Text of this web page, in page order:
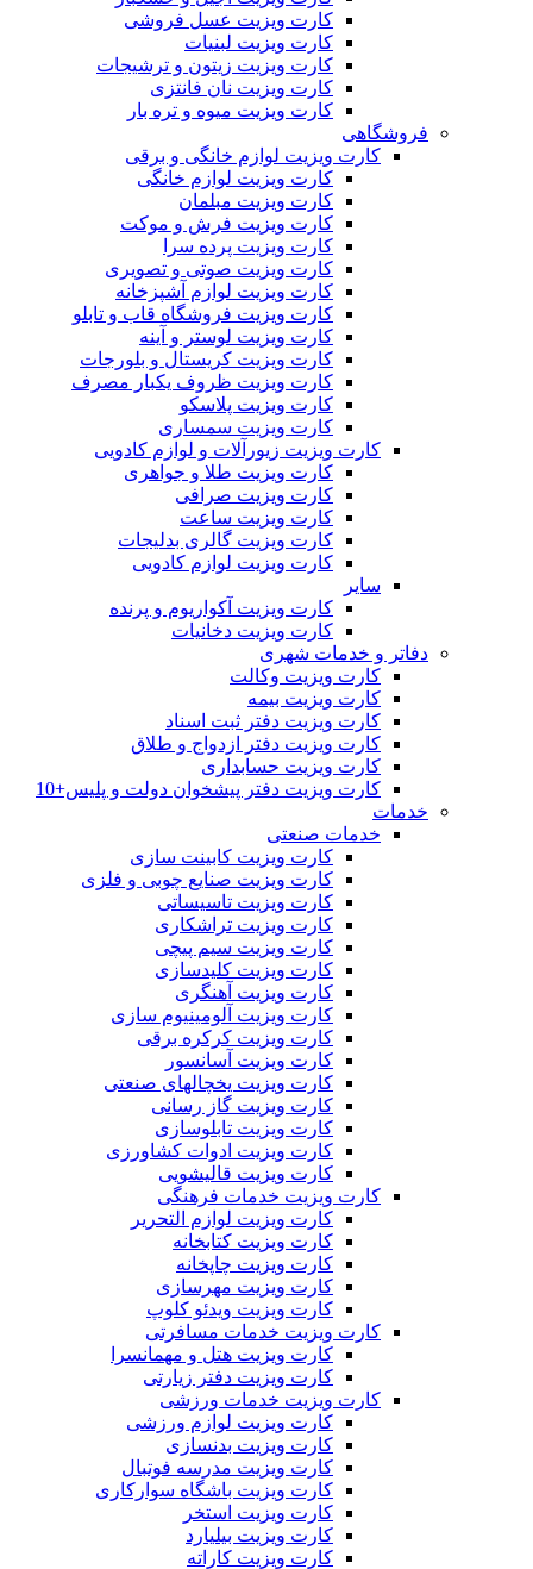
کارت ویزیت عسل فروشی
کارت ویزیت لبنیات
کارت ویزیت زیتون و ترشیجات
کارت ویزیت نان فانتزی
کارت ویزیت میوه و تره بار
فروشگاهی
کارت ویزیت لوازم خانگی و برقی
کارت ویزیت لوازم خانگی
کارت ویزیت مبلمان
کارت ویزیت فرش و موکت
کارت ویزیت پرده سرا
کارت ویزیت صوتی و تصویری
کارت ویزیت لوازم آشپزخانه
کارت ویزیت فروشگاه قاب و تابلو
کارت ویزیت لوستر و آینه
کارت ویزیت کریستال و بلورجات
کارت ویزیت ظروف یکبار مصرف
کارت ویزیت پلاسکو
کارت ویزیت سمساری
کارت ویزیت زیورآلات و لوازم کادویی
کارت ویزیت طلا و جواهری
کارت ویزیت صرافی
کارت ویزیت ساعت
کارت ویزیت گالری بدلیجات
کارت ویزیت لوازم کادویی
سایر
کارت ویزیت آکواریوم و پرنده
کارت ویزیت دخانیات
دفاتر و خدمات شهری
کارت ویزیت وکالت
کارت ویزیت بیمه
کارت ویزیت دفتر ثبت اسناد
کارت ویزیت دفتر ازدواج و طلاق
کارت ویزیت حسابداری
کارت ویزیت دفتر پیشخوان دولت و پلیس+10
خدمات
خدمات صنعتی
کارت ویزیت کابینت سازی
کارت ویزیت صنایع چوبی و فلزی
کارت ویزیت تاسیساتی
کارت ویزیت تراشکاری
کارت ویزیت سیم پیچی
کارت ویزیت کلیدسازی
کارت ویزیت آهنگری
کارت ویزیت آلومینیوم سازی
کارت ویزیت کرکره برقی
کارت ویزیت آسانسور
کارت ویزیت یخچالهای صنعتی
کارت ویزیت گاز رسانی
کارت ویزیت تابلوسازی
کارت ویزیت ادوات کشاورزی
کارت ویزیت قالیشویی
کارت ویزیت خدمات فرهنگی
کارت ویزیت لوازم التحریر
کارت ویزیت کتابخانه
کارت ویزیت چاپخانه
کارت ویزیت مهرسازی
کارت ویزیت ویدئو کلوپ
کارت ویزیت خدمات مسافرتی
کارت ویزیت هتل و مهمانسرا
کارت ویزیت دفتر زیارتی
کارت ویزیت خدمات ورزشی
کارت ویزیت لوازم ورزشی
کارت ویزیت بدنسازی
کارت ویزیت مدرسه فوتبال
کارت ویزیت باشگاه سوارکاری
کارت ویزیت استخر
کارت ویزیت بیلیارد
کارت ویزیت کاراته